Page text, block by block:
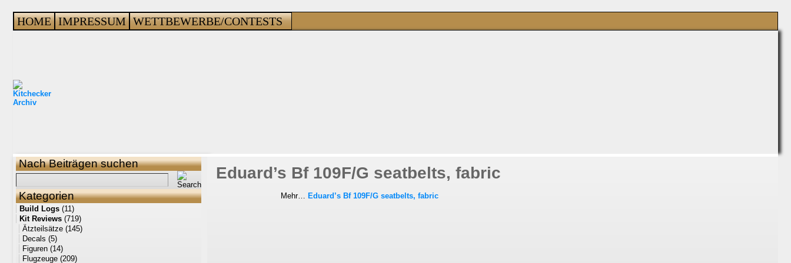
HOME IMPRESSUM WETTBEWERBE/CONTESTS
Nach Beiträgen suchen
Kategorien
Build Logs (11)
Kit Reviews (719)
Ätzteilsätze (145)
Decals (5)
Figuren (14)
Flugzeuge (209)
Eduard’s Bf 109F/G seatbelts, fabric
Mehr… Eduard’s Bf 109F/G seatbelts, fabric